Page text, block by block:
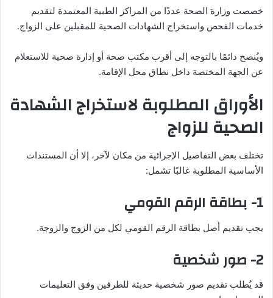
خصصت وزارة الصحة عددًا من المراكز الطبية المعتمدة لتقديم
خدمات الفحص واستخراج الشهادات الصحية للمقبلين على الزواج.
ويُنصح دائمًا بالتوجه إلى أقرب مكتب صحة أو إدارة صحية للاستعلام
عن الجهة المختصة داخل نطاق محل الإقامة.
الأوراق المطلوبة لاستخراج الشهادة
الصحية للزواج
تختلف بعض التفاصيل الإجرائية من مكان لآخر، إلا أن المستندات
الأساسية المطلوبة غالبًا تشمل:
1- بطاقة الرقم القومي
يجب تقديم أصل بطاقة الرقم القومي لكل من الزوج والزوجة.
2- صور شخصية
قد يُطلب تقديم صور شخصية حديثة للطرفين وفق التعليمات